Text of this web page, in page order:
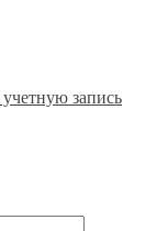
учетную запись